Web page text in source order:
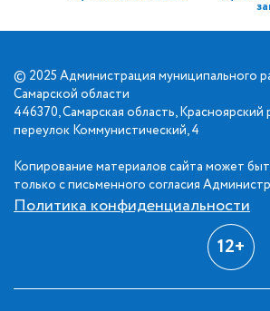
© 2025 Администрация муниципального
Самарской области
446370, Самарская область, Красноярский
переулок Коммунистический, 4
Копирование материалов сайта может
только с письменного согласия
Политика конфиденциальности
12+